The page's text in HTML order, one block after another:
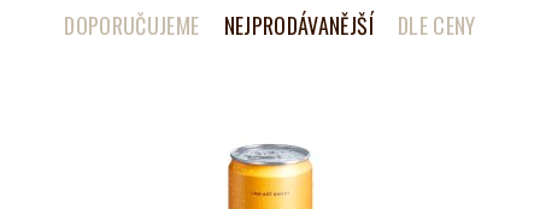
DOPORUČUJEME NEJPRODÁVANĚJŠÍ DLE CENY